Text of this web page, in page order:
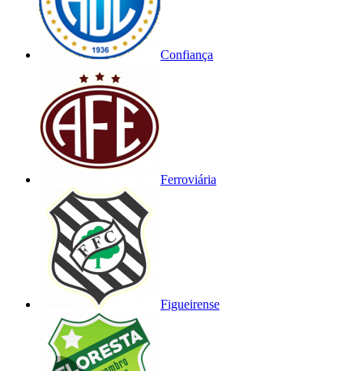
Confiança
Ferroviária
Figueirense